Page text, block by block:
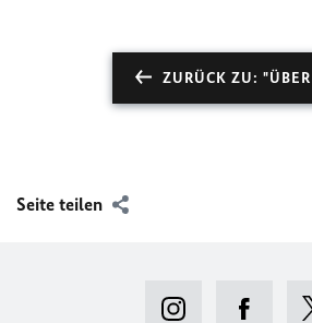
ZURÜCK ZU:
Seite teilen